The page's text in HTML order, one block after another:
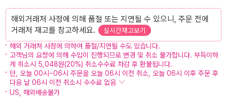
해외거래처 사정에 의해 품절 또는 지연될 수 있으니, 주문 전에
거래처 재고를 참고하세요.
실시간재고보기
해외 거래처 사정에 의하여 품절/지연될 수도 있습니다.
고객님의 요청에 의해 수입이 진행되므로 변경 및 취소 불가합니다. 부득이하
게 취소시 5,048원(20%) 취소수수료 차감 후 환불됩니다.
단, 오늘 00시~06시 주문을 오늘 06시 이전 취소, 오늘 06시 이후 주문 후
다음 날 06시 이전 취소시 수수료 없음
US, 해외배송불가